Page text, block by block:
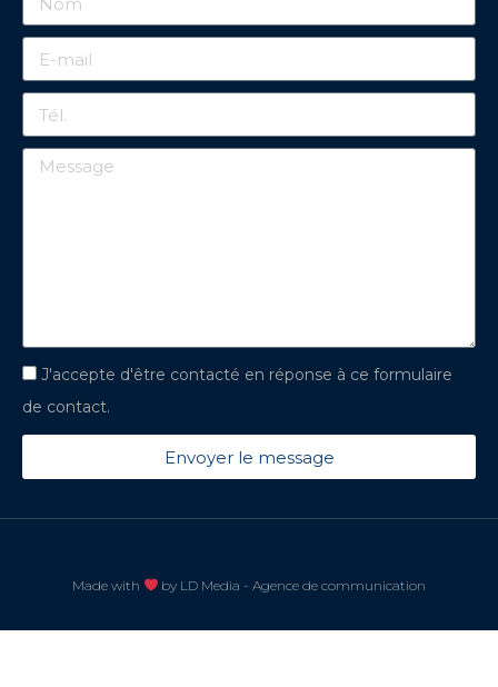
J'accepte d'être contacté en réponse à ce formulaire
de contact.
Envoyer le message
Made with by LD Media - Agence de communication